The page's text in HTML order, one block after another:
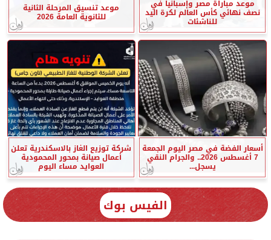
موعد مباراة مصر وإسبانيا في
نصف نهائي كأس العالم لكرة اليد
للناشئات
موعد تنسيق المرحلة الثانية
للثانوية العامة 2026
أسعار الفضة في مصر اليوم الجمعة
7 أغسطس 2026.. والجرام النقي
يسجل...
شركة توزيع الغاز بالاسكندرية تعلن
أعمال صيانة بمحور المحمودية
العوايد مساء اليوم
الفيس بوك